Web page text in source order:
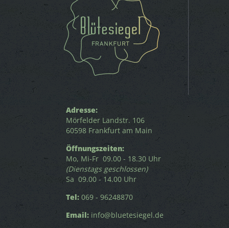
Adresse:
Mörfelder Landstr. 106
60598 Frankfurt am Main
Öffnungszeiten:
Mo, Mi-Fr 09.00 - 18.30 Uhr
(Dienstags geschlossen)
Sa 09.00 - 14.00 Uhr
Tel: 069 - 96248870
Email: info@bluetesiegel.de